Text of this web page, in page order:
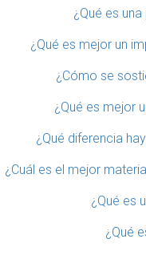
¿Qué es
¿Qué es mejor un
¿Cómo se
¿Qué es mejor
¿Qué diferencia
¿Cuál es el mejor
¿Qué es
¿Qué